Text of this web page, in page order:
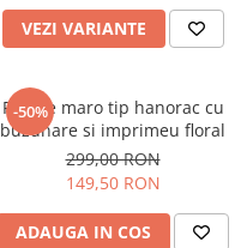
VEZI VARIANTE
-50%
Rochie maro tip hanorac cu
buzunare si imprimeu floral
299,00 RON
149,50 RON
ADAUGA IN COS